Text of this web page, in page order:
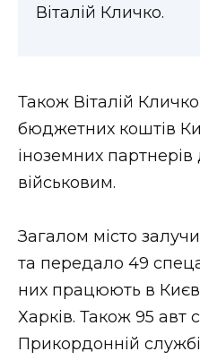
Віталій Кличко.
Також Віталій
бюджетних коштів
іноземних
військовим.
Загалом місто
та передало 49
них працюють в
Харків. Також 95 авт
Прикордонній